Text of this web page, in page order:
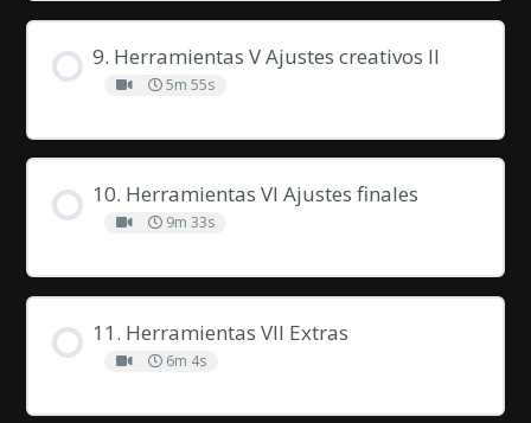
9. Herramientas V Ajustes creativos II
5m 55s
10. Herramientas VI Ajustes finales
9m 33s
11. Herramientas VII Extras
6m 4s